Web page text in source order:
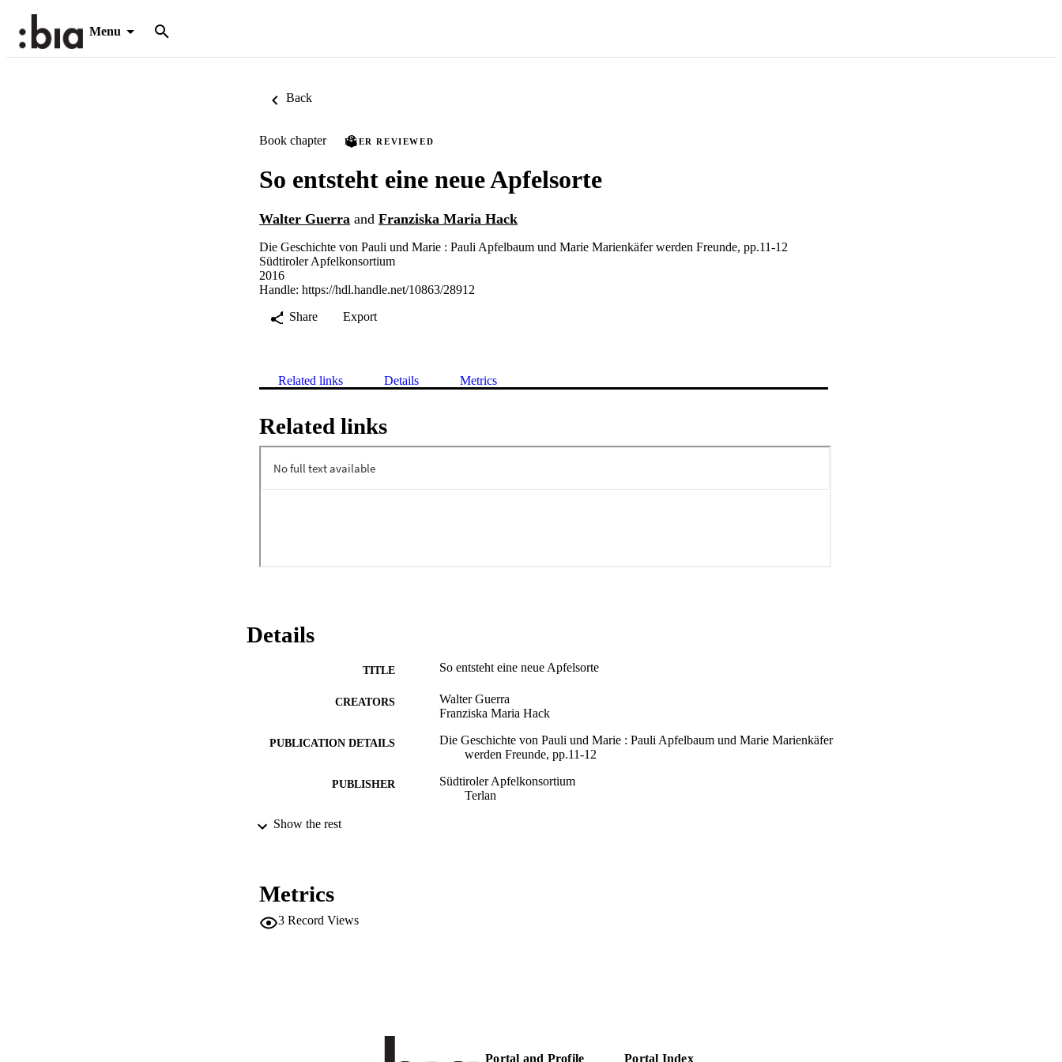
Menu
Back
Book chapter PEER REVIEWED
So entsteht eine neue Apfelsorte
Walter Guerra and Franziska Maria Hack
Die Geschichte von Pauli und Marie : Pauli Apfelbaum und Marie Marienkäfer werden Freunde, pp.11-12
Südtiroler Apfelkonsortium
2016
Handle: https://hdl.handle.net/10863/28912
Share
Export
Related links Details Metrics
Related links
Details
TITLE So entsteht eine neue Apfelsorte
CREATORS
Walter Guerra
Franziska Maria Hack
PUBLICATION DETAILS
Die Geschichte von Pauli und Marie : Pauli Apfelbaum und Marie Marienkäfer
werden Freunde, pp.11-12
PUBLISHER
Südtiroler Apfelkonsortium
Terlan
IDENTIFIERS
LANGUAGE
Show the rest
Metrics
3 Record Views
Portal and Profile Portal Index